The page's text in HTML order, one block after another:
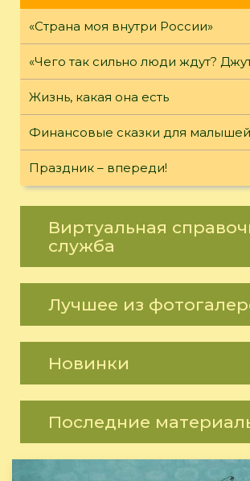
«Страна моя внутри России»
«Чего так сильно люди ждут?
Жизнь, какая она есть
Финансовые сказки для малышей
Праздник – впереди!
Виртуальная
служба
Лучшее из
Новинки
Последние